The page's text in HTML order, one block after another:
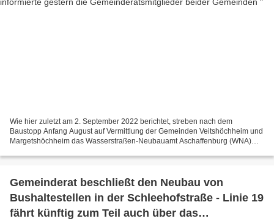
Wie hier zuletzt am 2. September 2022 berichtet, streben nach dem
Baustopp Anfang August auf Vermittlung der Gemeinden Veitshöchheim und
Margetshöchheim das Wasserstraßen-Neubauamt Aschaffenburg (WNA)
Gemeinderat beschließt den Neubau von
Bushaltestellen in der Schleehofstraße - Linie 19
fährt künftig zum Teil auch über das